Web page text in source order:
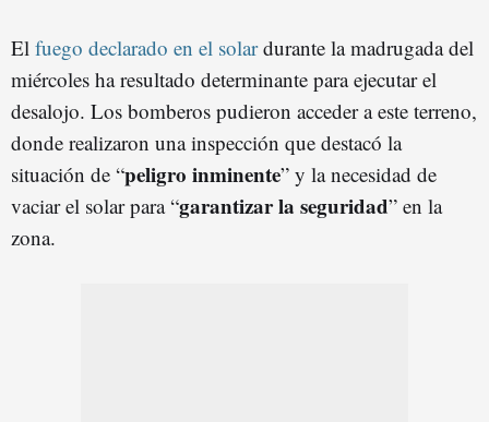
El fuego declarado en el solardurante la madrugada del
miércoles ha resultado determinante para ejecutar el
desalojo. Los bomberos pudieron acceder a este terreno,
donde realizaron una inspección que destacó la
situación de “peligro inminente” y la necesidad de
vaciar el solar para “garantizar la seguridad” en la
zona.